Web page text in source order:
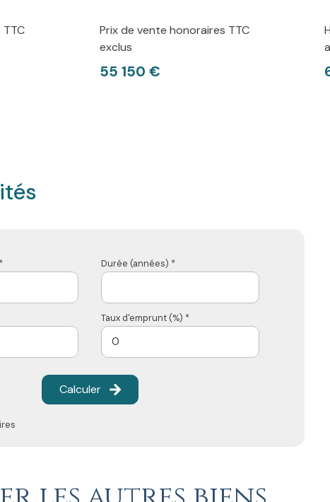
Prix de vente honoraires TTC
exclus
55 150 €
Durée (années) *
Taux d'emprunt (%) *
Calculer